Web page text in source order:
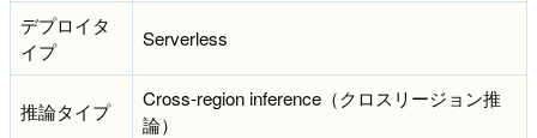
デプロイタ
イプ
Serverless
推論タイプ
Cross-region inference（クロスリージョン推
論）